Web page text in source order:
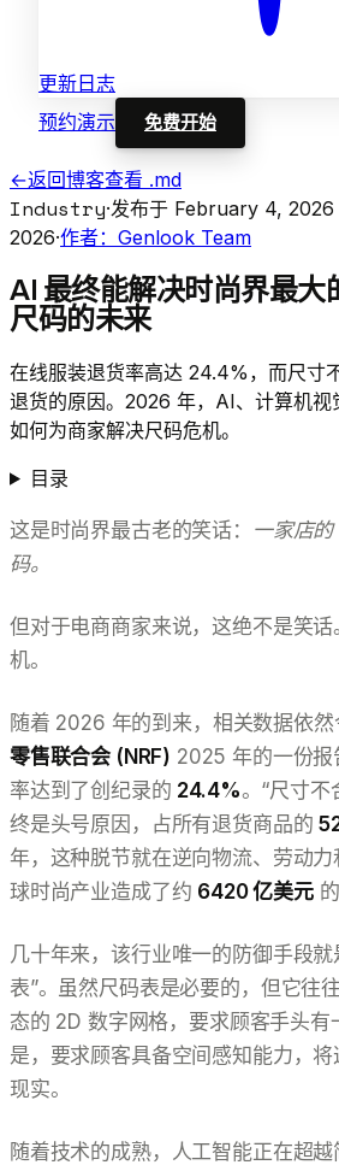
更新日志
预约演示
免费开始
←返回博客查看 .md
Industry·发布于 February 4, 2026
2026·作者：Genlook Team
AI 最终能解决时尚界最大
尺码的未来
在线服装退货率高达 24.4%，而尺寸
退货的原因。2026 年，AI、计算机视
如何为商家解决尺码危机。
目录
这是时尚界最古老的笑话：
一家店
码。
但对于电商商家来说，这绝不是笑
机。
随着 2026 年的到来，相关数据依
零售联合会 (NRF) 2025 年的一份报
率达到了创纪录的 24.4%。“尺寸不
终是头号原因，占所有退货商品的
年，这种脱节就在逆向物流、劳动
球时尚产业造成了约 6420 亿美元的
几十年来，该行业唯一的防御手段就
表”。虽然尺码表是必要的，但它往
态的 2D 数字网格，要求顾客手头有
是，要求顾客具备空间感知能力，
现实。
随着技术的成熟，人工智能正在超